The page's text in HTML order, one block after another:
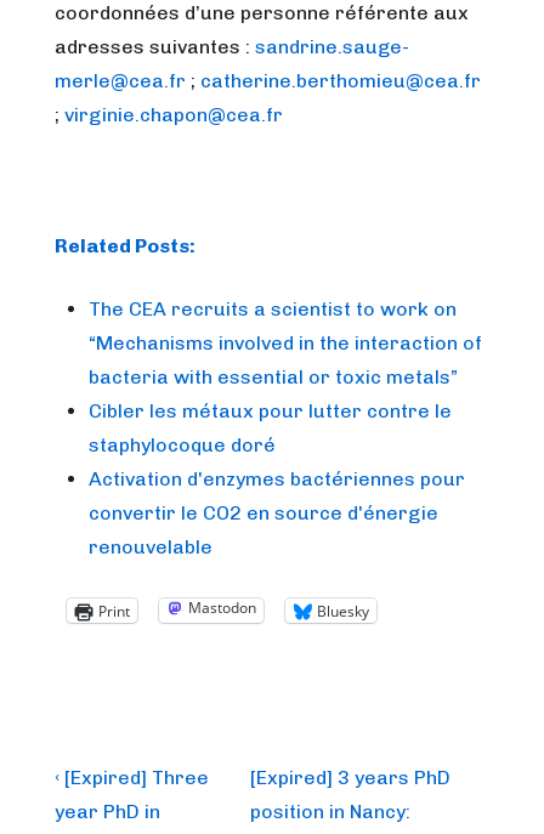
coordonnées d’une personne référente aux
adresses suivantes : sandrine.sauge-
merle@cea.fr ; catherine.berthomieu@cea.fr
; virginie.chapon@cea.fr
Related Posts:
The CEA recruits a scientist to work on
“Mechanisms involved in the interaction of
bacteria with essential or toxic metals”
Cibler les métaux pour lutter contre le
staphylocoque doré
Activation d'enzymes bactériennes pour
convertir le CO2 en source d'énergie
renouvelable
Print Mastodon Bluesky
Post
navigation
Previous
Post
‹ [Expired] Three
year PhD in
Next
Post
[Expired] 3 years PhD
position in Nancy: